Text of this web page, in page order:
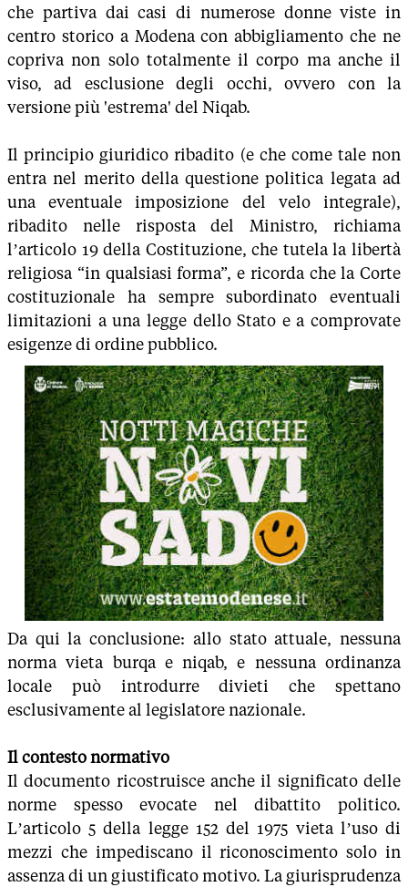
che partiva dai casi di numerose donne viste in
centro storico a Modena con abbigliamento che ne
copriva non solo totalmente il corpo ma anche il
viso, ad esclusione degli occhi, ovvero con la
versione più 'estrema' del Niqab.
Il principio giuridico ribadito (e che come tale non
entra nel merito della questione politica legata ad
una eventuale imposizione del velo integrale),
ribadito nelle risposta del Ministro, richiama
l’articolo 19 della Costituzione, che tutela la libertà
religiosa “in qualsiasi forma”, e ricorda che la Corte
costituzionale ha sempre subordinato eventuali
limitazioni a una legge dello Stato e a comprovate
esigenze di ordine pubblico.
Da qui la conclusione: allo stato attuale, nessuna
norma vieta burqa e niqab, e nessuna ordinanza
locale può introdurre divieti che spettano
esclusivamente al legislatore nazionale.
Il contesto normativo
Il documento ricostruisce anche il significato delle
norme spesso evocate nel dibattito politico.
L’articolo 5 della legge 152 del 1975 vieta l’uso di
mezzi che impediscano il riconoscimento solo in
assenza di un giustificato motivo. La giurisprudenza